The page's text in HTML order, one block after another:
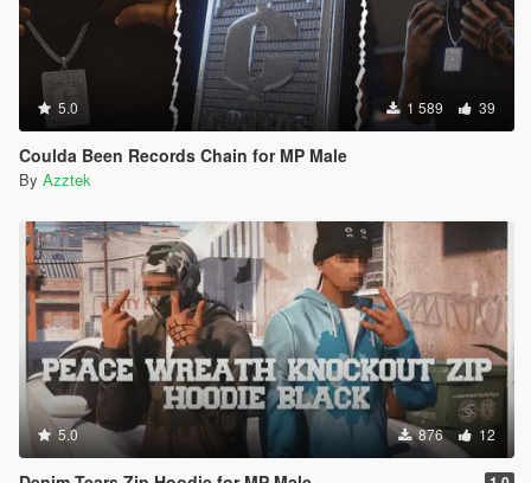
5.0 1 589 39
Coulda Been Records Chain for MP Male
By Azztek
5.0 876 12